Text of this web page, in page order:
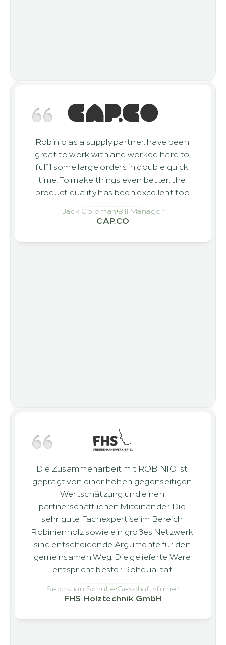
Robinio as a supply partner, have been
great to work with and worked hard to
fulfil some large orders in double quick
time. To make things even better, the
product quality has been excellent too.
Jack Coleman Bill Manager
CAP.CO
Die Zusammenarbeit mit ROBINIO ist
geprägt von einer hohen gegenseitigen
Wertschätzung und einen
partnerschaftlichen Miteinander. Die
sehr gute Fachexpertise im Bereich
Robinienholz sowie ein großes Netzwerk
sind entscheidende Argumente für den
gemeinsamen Weg. Die gelieferte Ware
entspricht bester Rohqualität.
Sebastian Schulte Geschäftsführer
FHS Holztechnik GmbH